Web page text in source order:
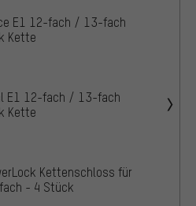
E1 12-fach / 13-fach
Kette
E1 12-fach / 13-fach
Kette
Kettenschloss für
- 4 Stück